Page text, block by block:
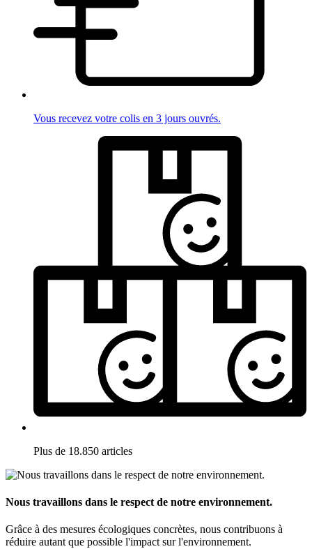
Vous recevez votre colis en 3 jours ouvrés.
Plus de 18.850 articles
Nous travaillons dans le respect de notre environnement.
Grâce à des mesures écologiques concrètes, nous contribuons à
réduire autant que possible l'impact sur l'environnement.